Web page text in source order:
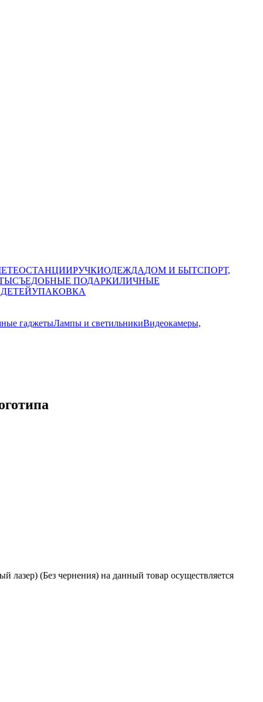
РУЧКИОДЕЖДАДОМ И БЫТСПОРТ,
СЪЕДОБНЫЕ ПОДАРКИЛИЧНЫЕ
УПАКОВКА
гаджетыЛампы и светильникиВидеокамеры,
лазер) (Без чернения) на данный товар осуществляется